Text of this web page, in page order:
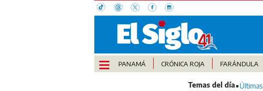
PANAMÁ CRÓNICA ROJA FARÁNDULA